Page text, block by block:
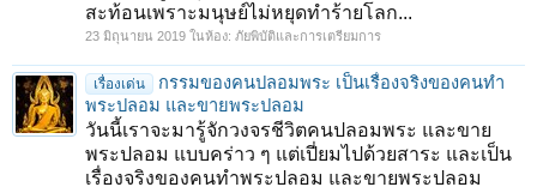
สะท้อนเพราะมนุษย์ไม่หยุดทำร้ายโลก...
23 มิถุนายน 2019 ในห้อง: ภัยพิบัติและการเตรียมการ
เรื่องเด่น
กรรมของคนปลอมพระ เป็นเรื่องจริงของคนทำ
พระปลอม และขายพระปลอม
วันนี้เราจะมารู้จักวงจรชีวิตคนปลอมพระ และขาย
พระปลอม แบบคร่าว ๆ แต่เปี่ยมไปด้วยสาระ และเป็น
เรื่องจริงของคนทำพระปลอม และขายพระปลอม